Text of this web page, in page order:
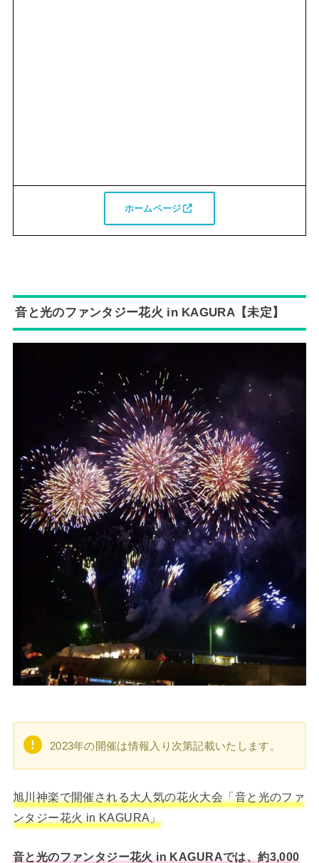
ホームページ
音と光のファンタジー花火 in KAGURA【未定】
2023年の開催は情報入り次第記載いたします。
旭川神楽で開催される大人気の花火大会「音と光のファ
ンタジー花火 in KAGURA」
音と光のファンタジー花火 in KAGURAでは、約3,000